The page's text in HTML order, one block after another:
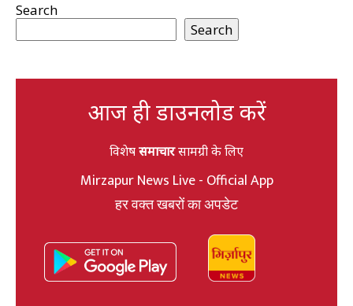
Search
Search
आज ही डाउनलोड करें
विशेषसमाचारसामग्री के लिए
Mirzapur News Live - Official App
हर वक्त खबरों का अपडेट